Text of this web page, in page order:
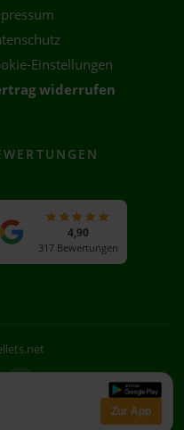
Zur App
Einstellungen
widerrufen
4,90
317 Bewertungen